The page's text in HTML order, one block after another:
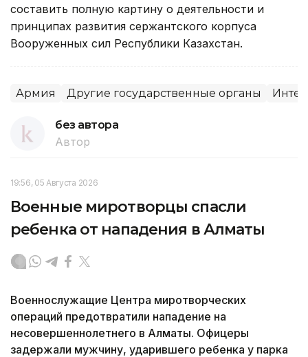
составить полную картину о деятельности и
принципах развития сержантского корпуса
Вооруженных сил Республики Казахстан.
Армия Другие государственные органы
без автора
Автор
19:56, 05 Августа 2026
Военные миротворцы спасли
ребенка от нападения в Алматы
Военнослужащие Центра миротворческих
операций предотвратили нападение на
несовершеннолетнего в Алматы. Офицеры
задержали мужчину, ударившего ребенка у парка